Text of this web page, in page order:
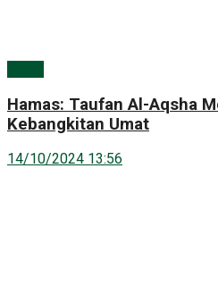
Hamas: Taufan Al-Aqsha
Kebangkitan Umat
14/10/2024 13:56